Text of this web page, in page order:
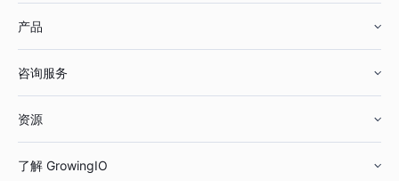
鞋服行业
汽车行业
产品
智能运营
咨询服务
资源
了解 GrowingIO